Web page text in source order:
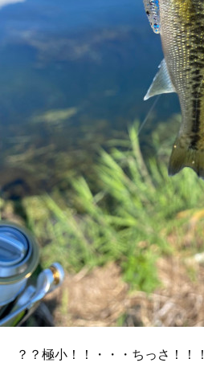
？？極小！！・・・ちっさ！！！